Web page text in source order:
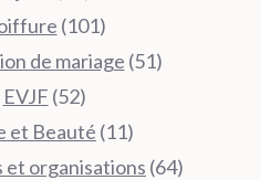
(101)
de mariage (51)
EVJF (52)
et Beauté (11)
et organisations (64)